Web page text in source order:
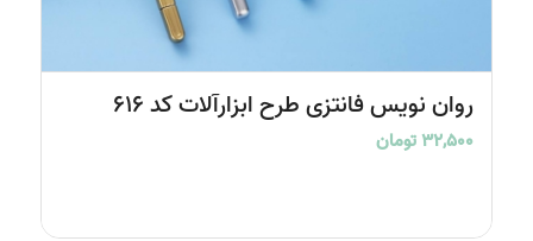
روان نویس فانتزی طرح ابزارآلات کد 616
۳۲,۵۰۰تومان